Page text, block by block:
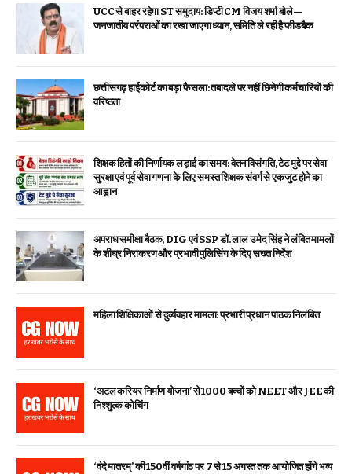
UCC से बाहर रहेगा ST समुदाय: डिप्टी CM विजय शर्मा बोले—
जनजातीय परंपराओं का रखा जाएगा ध्यान, समिति ले रही है फीडबैक
छत्तीसगढ़ हाईकोर्ट का बड़ा फैसला: तबादले पर नहीं छिनेगी कर्मचारियों की
वरिष्ठता
शिक्षक हितों की निर्णायक लड़ाई का समय: वेतन विसंगति, टेट मुद्दे पर सेवा
सुरक्षा एवं पूर्व सेवा गणना के लिए समस्त शिक्षक संवर्ग से एकजुट होने का
आह्वान
अपराध समीक्षा बैठक, DIG एवं SSP डॉ. लाल उमेद सिंह ने लंबित मामलों
के शीघ्र निराकरण और प्रभावी पुलिसिंग के दिए सख्त निर्देश
महिला शिक्षिकाओं से दुर्व्यवहार मामला: प्रभारी प्रधान पाठक निलंबित
‘अटल करियर निर्माण योजना’ से 1000 बच्चों को NEET और JEE की
निश्शुल्क कोचिंग
‘वंदे मातरम्’ की 150वीं वर्षगांठ पर 7 से 15 अगस्त तक आयोजित होंगे भव्य